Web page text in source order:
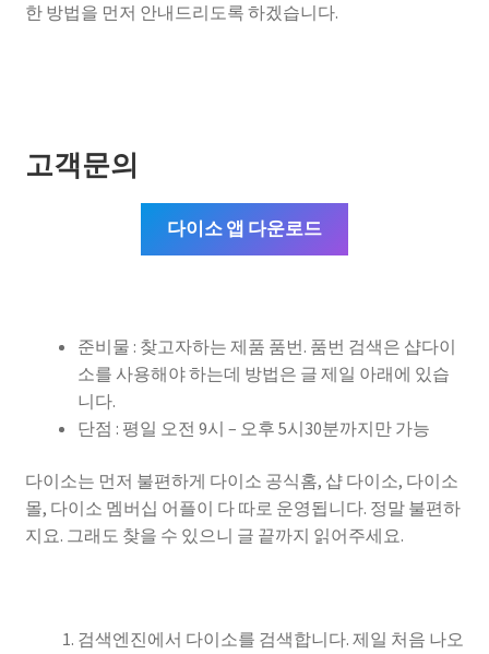
한 방법을 먼저 안내드리도록 하겠습니다.
고객문의
다이소 앱 다운로드
준비물 : 찾고자하는 제품 품번. 품번 검색은 샵다이
소를 사용해야 하는데 방법은 글 제일 아래에 있습
니다.
단점 : 평일 오전 9시 – 오후 5시30분까지만 가능
다이소는 먼저 불편하게 다이소 공식홈, 샵 다이소, 다이소
몰, 다이소 멤버십 어플이 다 따로 운영됩니다. 정말 불편하
지요. 그래도 찾을 수 있으니 글 끝까지 읽어주세요.
검색엔진에서 다이소를 검색합니다. 제일 처음 나오